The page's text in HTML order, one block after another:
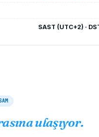
SAST (UTC+2) ·
ulaşıyor.